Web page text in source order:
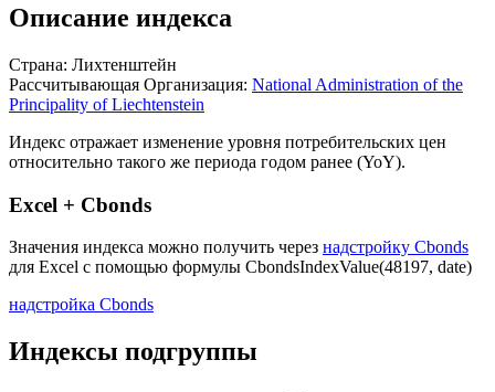
Описание индекса
Страна: Лихтенштейн
Рассчитывающая Организация: National Administration of the
Principality of Liechtenstein
Индекс отражает изменение уровня потребительских цен
относительно такого же периода годом ранее (YoY).
Excel + Cbonds
Значения индекса можно получить через надстройку Cbonds
для Excel с помощью формулы CbondsIndexValue(48197, date)
надстройка Cbonds
Индексы подгруппы